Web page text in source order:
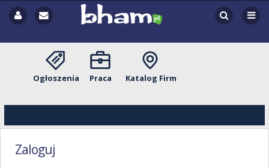
Ogłoszenia Praca Katalog Firm
Zaloguj